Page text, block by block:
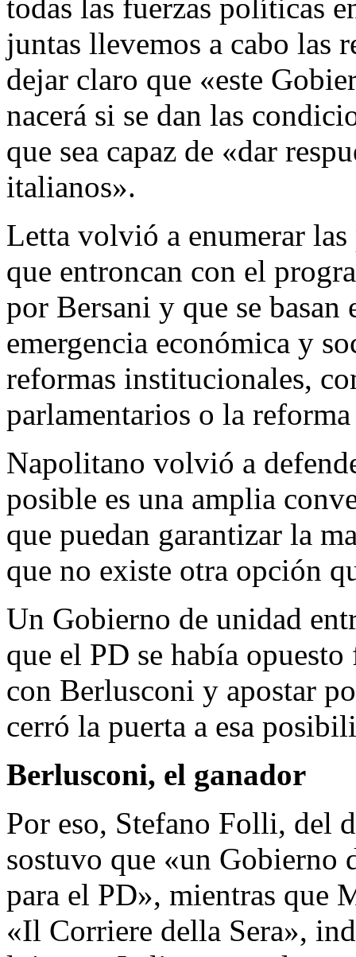
todas las fuerzas políticas
juntas llevemos a cabo las
dejar claro que «este
nacerá si se dan las
que sea capaz de «dar
italianos».
Letta volvió a enumerar
que entroncan con el
por Bersani y que se
emergencia económica y
reformas institucionales,
parlamentarios o la
Napolitano volvió a
posible es una amplia
que puedan garantizar la
que no existe otra opción
Un Gobierno de unidad
que el PD se había
con Berlusconi y apostar
cerró la puerta a esa
Berlusconi, el ganador
Por eso, Stefano Folli, del
sostuvo que «un Gobierno
para el PD», mientras que
«Il Corriere della Sera»,